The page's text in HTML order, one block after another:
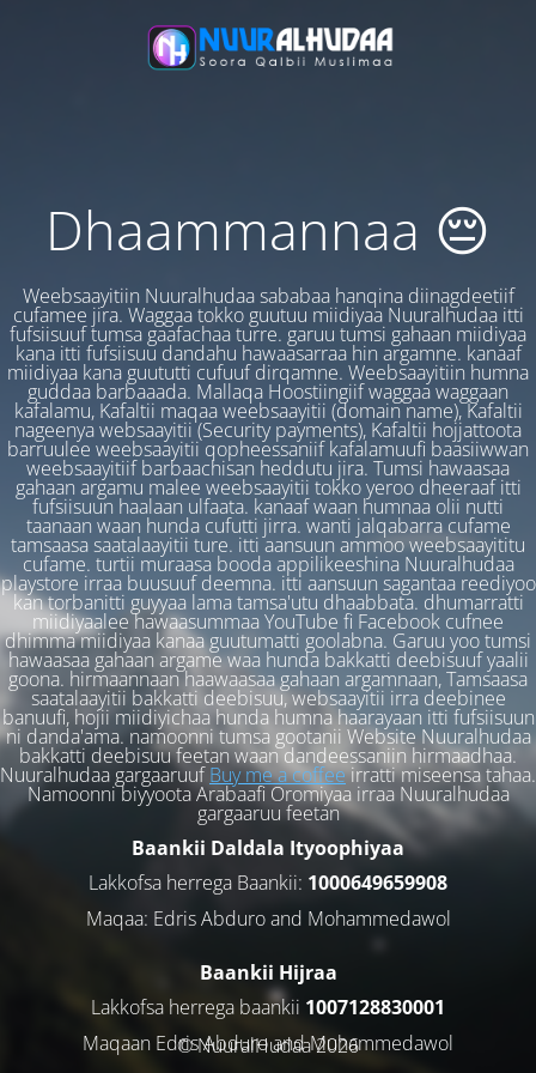
Dhaammannaa 😔
Weebsaayitiin Nuuralhudaa sababaa hanqina diinagdeetiif
cufamee jira. Waggaa tokko guutuu miidiyaa Nuuralhudaa itti
fufsiisuuf tumsa gaafachaa turre. garuu tumsi gahaan miidiyaa
kana itti fufsiisuu dandahu hawaasarraa hin argamne. kanaaf
miidiyaa kana guututti cufuuf dirqamne. Weebsaayitiin humna
guddaa barbaaada. Mallaqa Hoostiingiif waggaa waggaan
kafalamu, Kafaltii maqaa weebsaayitii (domain name), Kafaltii
nageenya websaayitii (Security payments), Kafaltii hojjattoota
barruulee weebsaayitii qopheessaniif kafalamuufi baasiiwwan
weebsaayitiif barbaachisan heddutu jira. Tumsi hawaasaa
gahaan argamu malee weebsaayitii tokko yeroo dheeraaf itti
fufsiisuun haalaan ulfaata. kanaaf waan humnaa olii nutti
taanaan waan hunda cufutti jirra. wanti jalqabarra cufame
tamsaasa saatalaayitii ture. itti aansuun ammoo weebsaayititu
cufame. turtii muraasa booda appilikeeshina Nuuralhudaa
playstore irraa buusuuf deemna. itti aansuun sagantaa reediyoo
kan torbanitti guyyaa lama tamsa'utu dhaabbata. dhumarratti
miidiyaalee hawaasummaa YouTube fi Facebook cufnee
dhimma miidiyaa kanaa guutumatti goolabna. Garuu yoo tumsi
hawaasaa gahaan argame waa hunda bakkatti deebisuuf yaalii
goona. hirmaannaan haawaasaa gahaan argamnaan, Tamsaasa
saatalaayitii bakkatti deebisuu, websaayitii irra deebinee
banuufi, hojii miidiyichaa hunda humna haarayaan itti fufsiisuun
ni danda'ama. namoonni tumsa gootanii Website Nuuralhudaa
bakkatti deebisuu feetan waan dandeessaniin hirmaadhaa.
Nuuralhudaa gargaaruufBuy me a coffeeirratti miseensa tahaa.
Namoonni biyyoota Arabaafi Oromiyaa irraa Nuuralhudaa
gargaaruu feetan
Baankii Daldala Ityoophiyaa
Lakkofsa herrega Baankii: 1000649659908
Maqaa: Edris Abduro and Mohammedawol
Baankii Hijraa
Lakkofsa herrega baankii 1007128830001
Maqaan Edris Abduro and Muhammedawol
© NuuralHudaa 2026